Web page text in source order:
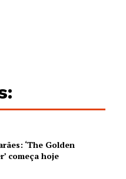
‘The Golden
começa hoje